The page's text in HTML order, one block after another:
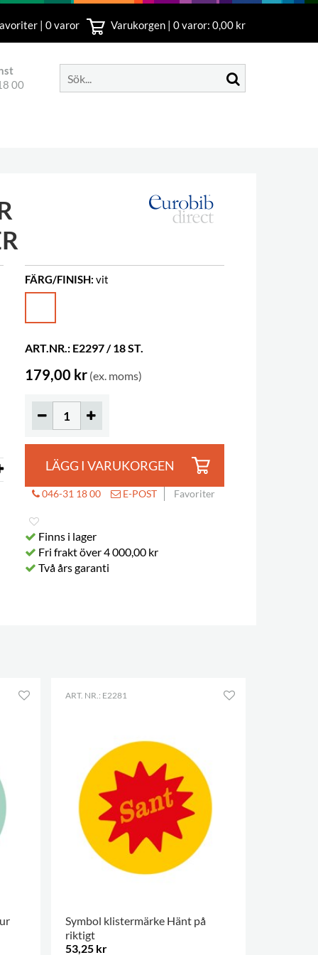
| 0 varor Varukorgen | 0varor: 0,00 kr
00
FÄRG/FINISH: vit
ART.NR.: E2297 / 18 ST.
179,00 kr (ex. moms)
LÄGG I VARUKORGEN
046-31 18 00 E-POST Favoriter
Finns i lager
Fri frakt över 4 000,00 kr
Två års garanti
ART. NR.: E2281
Symbol klistermärke Hänt på
riktigt
53,25 kr